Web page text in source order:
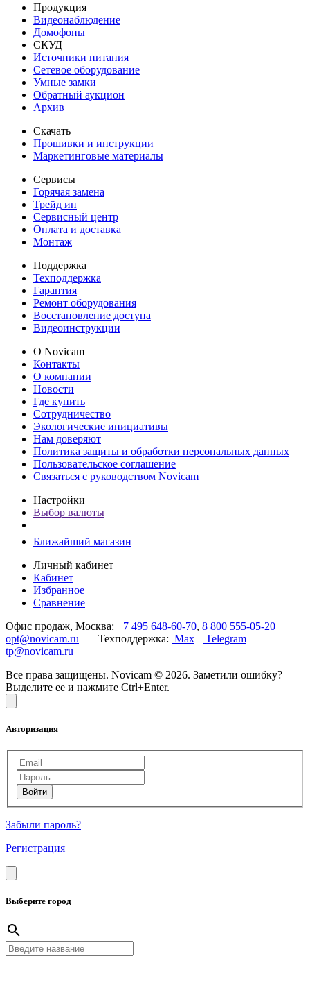
Продукция
Видеонаблюдение
Домофоны
СКУД
Источники питания
Сетевое оборудование
Умные замки
Обратный аукцион
Архив
Скачать
Прошивки и инструкции
Маркетинговые материалы
Сервисы
Горячая замена
Трейд ин
Сервисный центр
Оплата и доставка
Монтаж
Поддержка
Техподдержка
Гарантия
Ремонт оборудования
Восстановление доступа
Видеоинструкции
О Novicam
Контакты
О компании
Новости
Где купить
Сотрудничество
Экологические инициативы
Нам доверяют
Политика защиты и обработки персональных данных
Пользовательское соглашение
Связаться с руководством Novicam
Настройки
Выбор валюты
Ближайший магазин
Личный кабинет
Кабинет
Избранное
Сравнение
Офис продаж, Москва: +7 495 648-60-70, 8 800 555-05-20
opt@novicam.ru Техподдержка: Max
Telegram
tp@novicam.ru
Все права защищены. Novicam © 2026. Заметили ошибку?
Выделите ее и нажмите Ctrl+Enter.
Авторизация
Забыли пароль?
Регистрация
Выберите город